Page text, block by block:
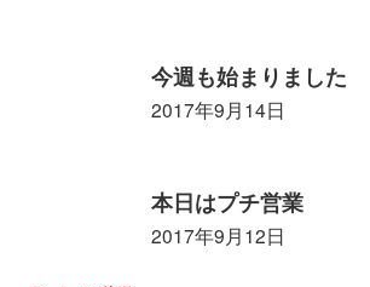
今週も始まりました
2017年9月14日
本日はプチ営業
2017年9月12日